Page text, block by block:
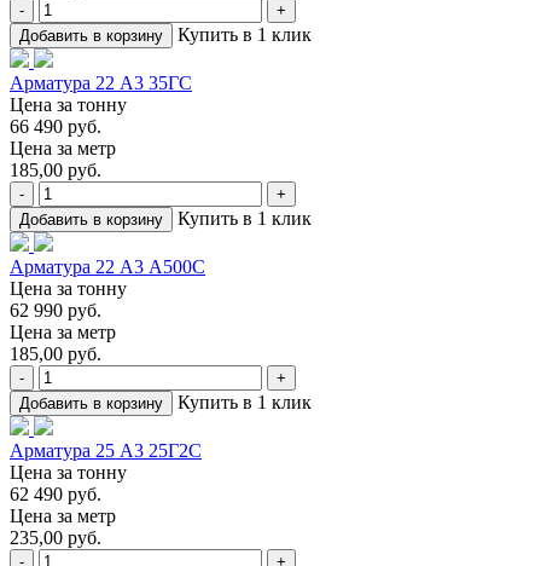
-
+
Добавить в корзину
Купить в 1 клик
Арматура 22 А3 35ГС
Цена за тонну
66 490 руб.
Цена за метр
185,00 руб.
-
+
Добавить в корзину
Купить в 1 клик
Арматура 22 А3 А500С
Цена за тонну
62 990 руб.
Цена за метр
185,00 руб.
-
+
Добавить в корзину
Купить в 1 клик
Арматура 25 А3 25Г2С
Цена за тонну
62 490 руб.
Цена за метр
235,00 руб.
- +